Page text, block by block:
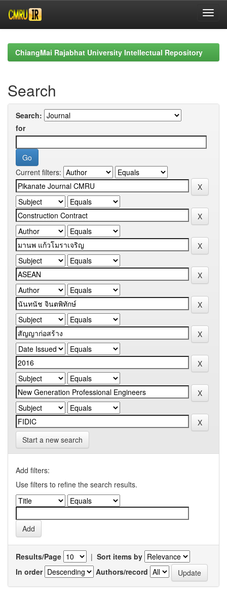
navigationChiangMai Rajabhat University Intellectual Repository
Search
Search:
for
Current filters:
Start a new search
Add filters:
Use filters to refine the search results.
Results/Page | Sort items by
In order
Authors/record